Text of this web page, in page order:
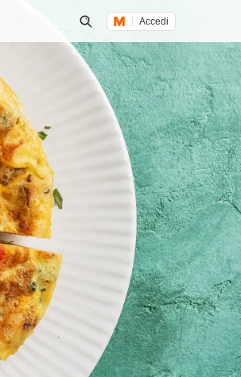
Inizia una ricerca
Accedi